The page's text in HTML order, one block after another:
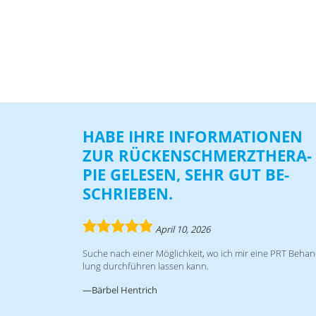
HABE IHRE IN­FOR­MA­TIO­NEN
ZUR RÜ­CKEN­SCHMERZ­THE­RA­
PIE GE­LE­SEN, SEHR GUT BE­
SCHRIE­BEN.
5.0
rating
April 10, 2026
Su­che nach ei­ner Mög­lich­keit, wo ich mir eine PRT
lung durch­füh­ren las­sen kann.
Bärbel Hentrich